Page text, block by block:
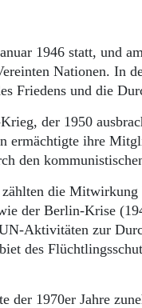
1946 statt, und
Nationen. In
Friedens und die
der 1950
ermächtigte ihre
den
die Mitwirkung
der Berlin-Krise
Aktivitäten zur
des
1970er Jahre